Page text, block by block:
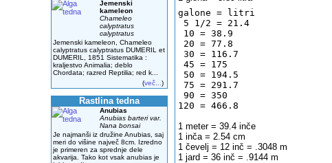
Jemenski
kameleon
Chameleo
calyptratus
calyptratus
Jemenski kameleon, Chameleo
calyptratus calyptratus DUMERIL et
DUMERIL, 1851 Sistematika :
kraljestvo Animalia; deblo
Chordata; razred Reptilia; red k...
(več... )
Rastlina tedna
Anubias
Anubias barteri var.
Nana bonsai
Je najmanši iz družine Anubias, saj
meri do višine največ 8cm. Izredno
je primeren za sprednje dele
akvarija. Tako kot vsak anubias je
galone = litri
5 1/2 = 21.4
10 = 38.9
20 = 77.8
30 = 116.7
45 = 175
50 = 194.5
75 = 291.7
90 = 350
120 = 466.8
1 meter = 39.4 inče
1 inča = 2.54 cm
1 čevelj = 12 inč = .3048 m
1 jard = 36 inč = .9144 m